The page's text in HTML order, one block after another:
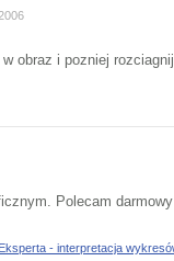
obraz i pozniej
Polecam
Eksperta - interpretacja